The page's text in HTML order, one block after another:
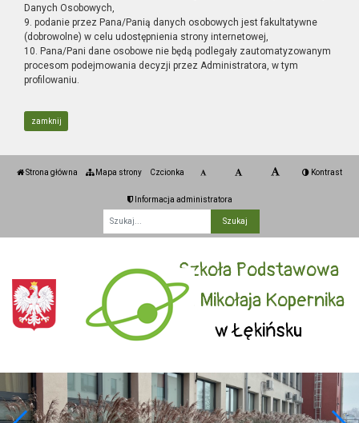
Danych Osobowych,
9. podanie przez Pana/Panią danych osobowych jest fakultatywne
(dobrowolne) w celu udostępnienia strony internetowej,
10. Pana/Pani dane osobowe nie będą podlegały zautomatyzowanym
procesom podejmowania decyzji przez Administratora, w tym
profilowaniu.
zamknij
Strona główna Mapa strony Czcionka Kontrast
Informacja administratora
Szkoła Podstawowa
im. Mikołaja Kopernika
w Łękińsku